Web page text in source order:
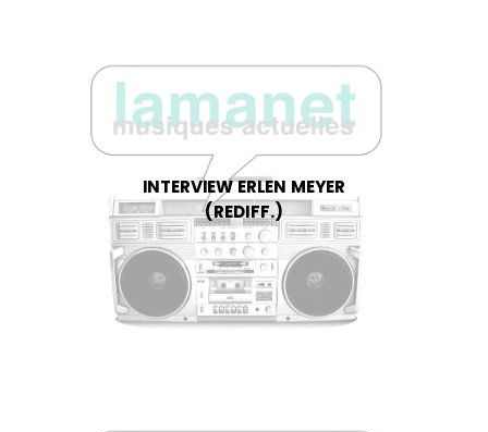
INTERVIEW ERLEN MEYER
(REDIFF.)